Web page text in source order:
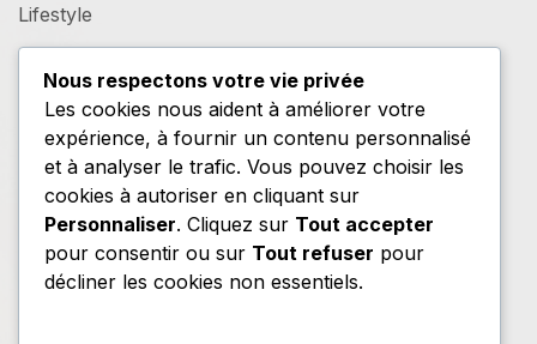
Lifestyle
LIENS UTILES
Accueil
Contact
Mentions légales
Nous respectons votre vie privée
Les cookies nous aident à améliorer votre
expérience, à fournir un contenu personnalisé
et à analyser le trafic. Vous pouvez choisir les
cookies à autoriser en cliquant sur
Personnaliser. Cliquez sur Tout accepter
pour consentir ou sur Tout refuser pour
décliner les cookies non essentiels.